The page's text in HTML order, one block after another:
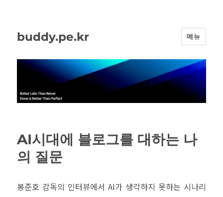
buddy.pe.kr 메뉴
AI시대에 블로그를 대하는 나
의 질문
봉준호 감독의 인터뷰에서 AI가 생각하지 못하는 시나리